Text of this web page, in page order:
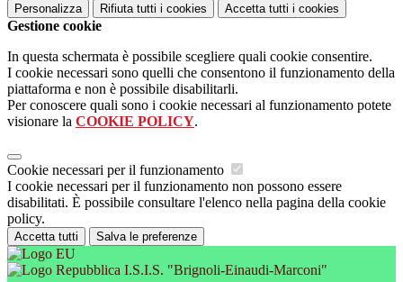
Personalizza Rifiuta tutti i cookies Accetta tutti i cookies
Gestione cookie
In questa schermata è possibile scegliere quali cookie consentire.
I cookie necessari sono quelli che consentono il funzionamento della
piattaforma e non è possibile disabilitarli.
Per conoscere quali sono i cookie necessari al funzionamento potete
visionare la COOKIE POLICY.
Cookie necessari per il funzionamento
I cookie necessari per il funzionamento non possono essere
disabilitati. È possibile consultare l'elenco nella pagina della cookie
policy.
Accetta tutti Salva le preferenze
I.S.I.S. "Brignoli-Einaudi-Marconi"